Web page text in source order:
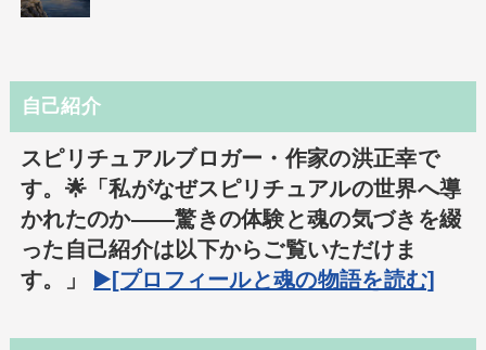
自己紹介
スピリチュアルブロガー・作家の洪正幸で
す。🌟「私がなぜスピリチュアルの世界へ導
かれたのか――驚きの体験と魂の気づきを綴
った自己紹介は以下からご覧いただけま
す。」 ▶️[プロフィールと魂の物語を読む]